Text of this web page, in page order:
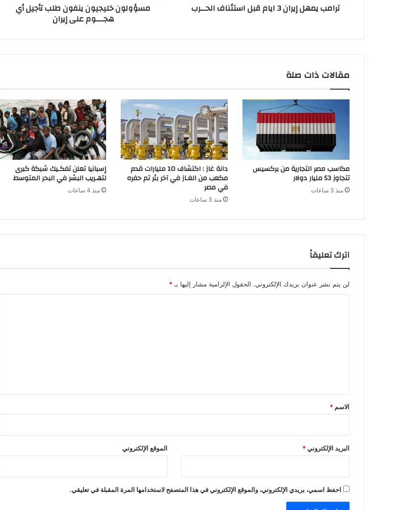
ترامب يمهل إيران 3 ايام قبل استئناف الحــرب مسؤولون خليجيون ينفون طلب تأجيل أي
هجـــوم على إيران
مقالات ذات صلة
مكاسب مصر التجارية من بركسيس
تتجاوز 53 مليار دولار
منذ 3 ساعات
دانة غاز : اكتشاف 10 مليارات قدم
مكعب من الغـاز في آخر بئر تم حفره
في مصر
منذ 3 ساعات
إسبانيا تعلن تفكـيك شبكة كبرى
لتهـريب البشر في البحر المتوسط
منذ 4 ساعات
اترك تعليقاً
لن يتم نشر عنوان بريدك الإلكتروني. الحقول الإلزامية مشار إليها بـ *
*
الاسم *
البريد الإلكتروني* الموقع الإلكتروني
احفظ اسمي، بريدي الإلكتروني، والموقع الإلكتروني في هذا المتصفح لاستخدامها المرة المقبلة في تعليقي.